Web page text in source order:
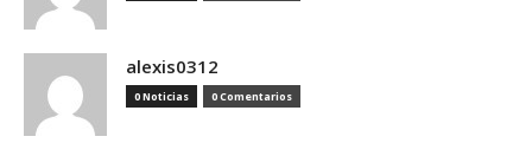
alexis0312
0 Noticias 0 Comentarios